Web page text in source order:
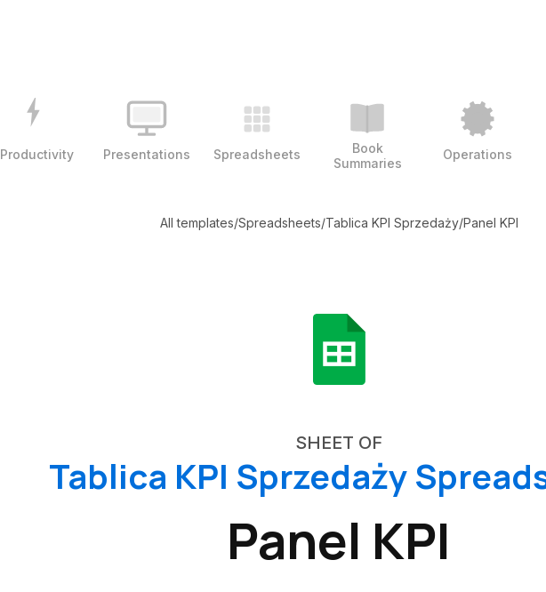
Productivity Presentations Spreadsheets
Book
Summaries
Operations
All templates/Spreadsheets/Tablica KPI Sprzedaży/Panel KPI
SHEET OF
Tablica KPI Sprzedaży
Panel KPI